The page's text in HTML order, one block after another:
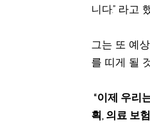
니다.” 라고
그는 또 예
를 띠게 될
획, 의료 보